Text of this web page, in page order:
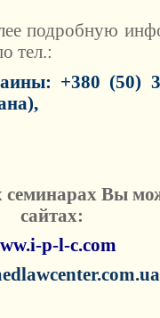
подробную
тел.:
+380 (50)
Вы
сайтах:
p-l-c.com
.com.ua